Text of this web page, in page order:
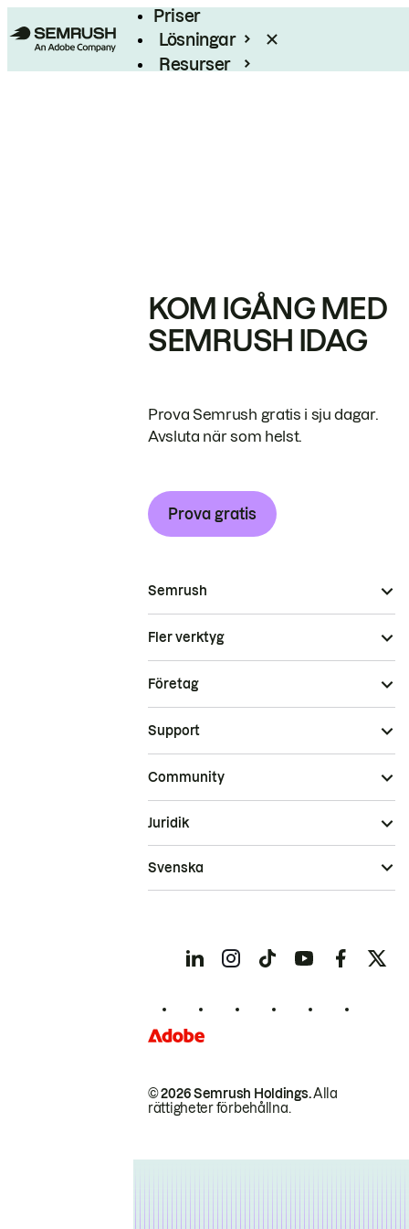
Priser
Lösningar
Resurser
KOM IGÅNG MED
SEMRUSH IDAG
Prova Semrush gratis i sju dagar.
Avsluta när som helst.
Prova gratis
Semrush
Fler verktyg
Företag
Support
Community
© 2026 Semrush Holdings.Alla
rättigheter förbehållna.
Juridik
Svenska